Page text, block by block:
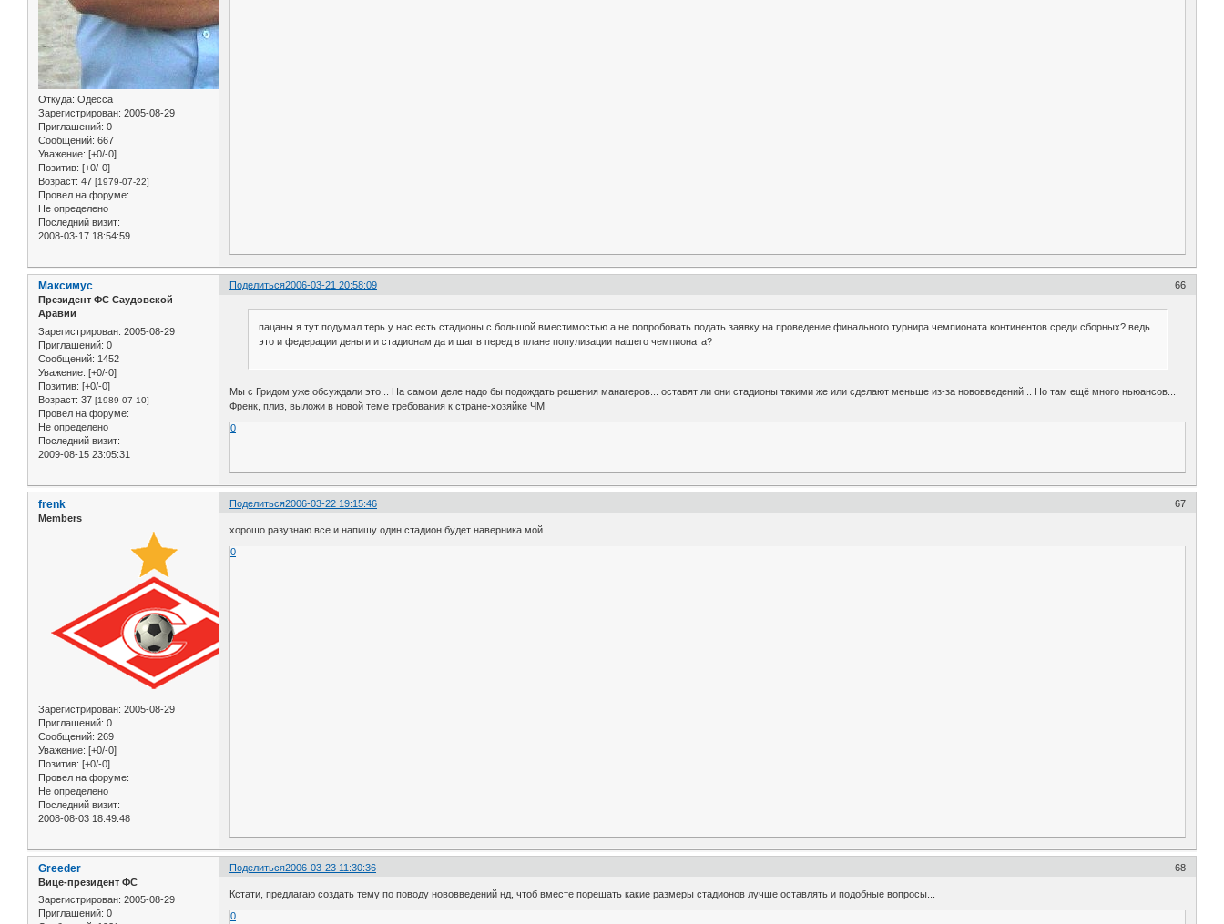
Откуда: Одесса
Зарегистрирован: 2005-08-29
Приглашений: 0
Сообщений: 667
Уважение: [+0/-0]
Позитив: [+0/-0]
Возраст: 47 [1979-07-22]
Провел на форуме:
Не определено
Последний визит:
2008-03-17 18:54:59
Поделиться 66
2006-03-21 20:58:09
Максимус
Президент ФС Саудовской
Аравии
Зарегистрирован: 2005-08-29
Приглашений: 0
Сообщений: 1452
Уважение: [+0/-0]
Позитив: [+0/-0]
Возраст: 37 [1989-07-10]
Провел на форуме:
Не определено
Последний визит:
2009-08-15 23:05:31
пацаны я тут подумал.терь у нас есть стадионы с большой вместимостью а не попробовать подать заявку на проведение финального турнира чемпионата континентов среди сборных? ведь
это и федерации деньги и стадионам да и шаг в перед в плане популизации нашего чемпионата?
Мы с Гридом уже обсуждали это... На самом деле надо бы подождать решения манагеров... оставят ли они стадионы такими же или сделают меньше из-за нововведений... Но там ещё много ньюансов...
Френк, плиз, выложи в новой теме требования к стране-хозяйке ЧМ
0
Поделиться 67
2006-03-22 19:15:46
frenk
Members
Зарегистрирован: 2005-08-29
Приглашений: 0
Сообщений: 269
Уважение: [+0/-0]
Позитив: [+0/-0]
Провел на форуме:
Не определено
Последний визит:
2008-08-03 18:49:48
хорошо разузнаю все и напишу один стадион будет наверника мой.
0
Поделиться 68
2006-03-23 11:30:36
Greeder
Вице-президент ФС
Зарегистрирован: 2005-08-29
Приглашений: 0
Кстати, предлагаю создать тему по поводу нововведений нд, чтоб вместе порешать какие размеры стадионов лучше оставлять и подобные вопросы...
0